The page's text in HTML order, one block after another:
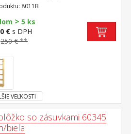
8011B
> 5 ks
€ s DPH
250 € **
VEĽKOSTI
so zásuvkami 60345
biela